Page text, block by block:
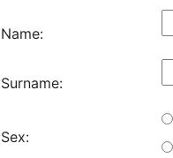
Name:
Surname:
Sex: